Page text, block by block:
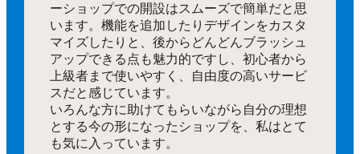
ーショップでの開設はスムーズで簡単だと思
います。機能を追加したりデザインをカスタ
マイズしたりと、後からどんどんブラッシュ
アップできる点も魅力的ですし、初心者から
上級者まで使いやすく、自由度の高いサービ
スだと感じています。
いろんな方に助けてもらいながら自分の理想
とする今の形になったショップを、私はとて
も気に入っています。